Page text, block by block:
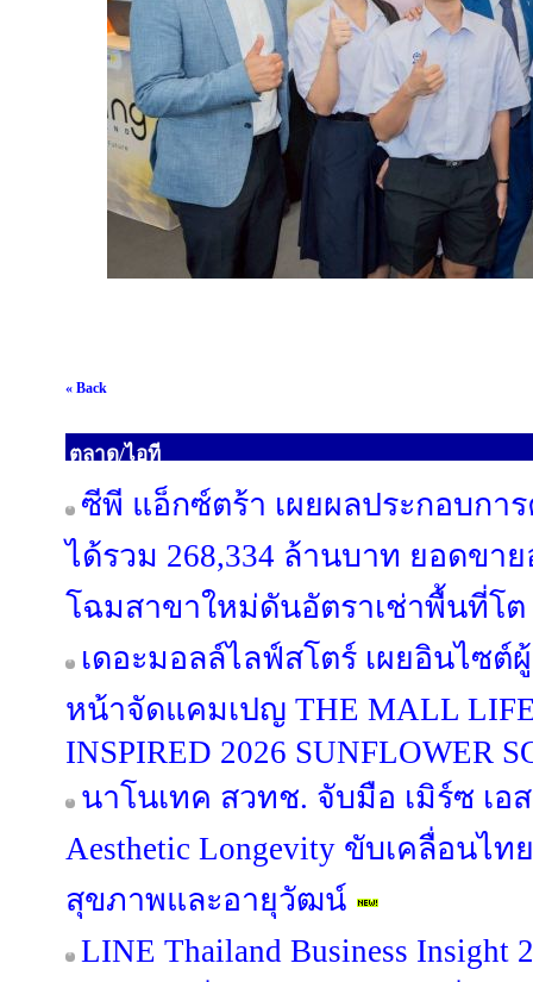
« Back
ตลาด/ไอที
ซีพี แอ็กซ์ตร้า เผยผลประกอบกา
ได้รวม 268,334 ล้านบาท ยอดขา
โฉมสาขาใหม่ดันอัตราเช่าพื้นที่โต
เดอะมอลล์ไลฟ์สโตร์ เผยอินไซต์
หน้าจัดแคมเปญ THE MALL
INSPIRED 2026 SUNFLOWER
นาโนเทค สวทช. จับมือ เมิร์ซ เอ
Aesthetic Longevity ขับเคลื่อนไ
สุขภาพและอายุวัฒน์
LINE Thailand Business Insight